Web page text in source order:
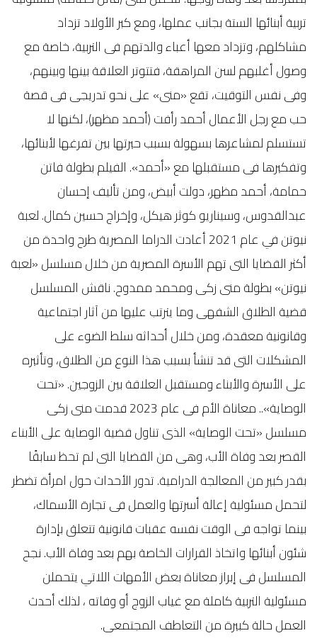
تربية أبنائها الستة بجانب عملها، ومع كبر الأولاد تزداد
مشاكلهم، وتزداد معها أعباء والدتهم فى التربية، خاصة مع
وصول أغلبهم لسن المراهقة، فتتوتر العلاقة بينها وبينهم،
وفى نفس التوقيت، تقع «منى» على نحو تدريجى فى قصة
حب مع رجل الأعمال أحمد رأفت (أحمد مظهر)، لكنها لا
تستسلم لمشاعرها بسهولة بسبب حيرتها بين تفرغها لأبنائها،
وتفكيرها فى مستقبلها مع «أحمد». الفيلم بطولة فاتن
حمامة، أحمد مظهر، دولت أبيض، ومن تأليف إحسان
عبدالقدوس، وسيناريو كوثر هيكل، وإخراج حسين كمال. لعبة
نيوتن في عام 2021 أعادت الدراما المصرية طرح واحدة من
أكثر القضايا التى تهم الأسرة المصرية من خلال مسلسل «لعبة
نيوتن» بطولة منى زكى ومحمد ممدوح. ناقش المسلسل
قضية الطلاق الشفهى وما يترتب عليها من آثار اجتماعية
وقانونية معقدة، ومن خلال أحداثه سلط الضوء على
المشكلات التى قد تنشأ بسبب هذا النوع من الطلاق، وتأثيره
على الأسرة والأبناء ومستقبل العلاقة بين الزوجين. «تحت
الوصاية».. معاناة الأم فى عام 2023 قدمت منى زكى
مسلسل «تحت الوصاية» الذى تناول قضية الوصاية على الأبناء
القصر بعد وفاة الأب، وهى من القضايا التى لم تحظ سابقًا
بقدر كبير من المعالجة الدرامية. تدور الأحداث حول امرأة تضطر
لتحمل مسئولية إعالة أسرتها والعمل فى تجارة الأسماك،
بينما تواجه فى الوقت نفسه عقبات قانونية تتعلق بإدارة
شئون أبنائها واتخاذ القرارات الخاصة بهم بعد وفاة الأب. نجح
المسلسل فى إبراز معاناة بعض الأمهات اللاتي يتحملن
مسئولية التربية كاملة مع غياب الزوج أو وفاته ، لذلك أحدث
العمل حالة كبيرة من التعاطف المجتمعى.